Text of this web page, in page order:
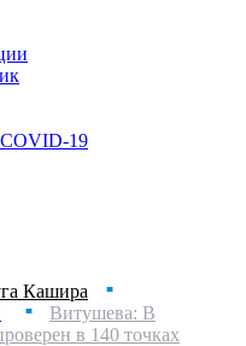
19
Кашира ■
■
Витушева: В
в 140 точках